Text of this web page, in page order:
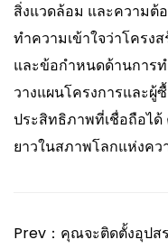
สิ่งแวดล้อม และความต้
ทำความเข้าใจว่าโครง
และข้อกำหนดด้านการ
วางแผนโครงการและผู้
ประสิทธิภาพที่เชื่อถือไ
ยาวในสภาพโลกแห่งคว
Prev：คุณจะติดตั้งอุปส